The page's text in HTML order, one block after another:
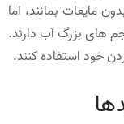
مایعات بمانند، اما
های بزرگ آب دارند.
خود استفاده کنند.